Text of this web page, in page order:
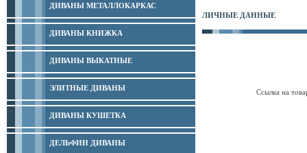
ДИВАНЫ МЕТАЛЛОКАРКАС
ДИВАНЫ КНИЖКА
ДИВАНЫ ВЫКАТНЫЕ
ЭЛИТНЫЕ ДИВАНЫ
ДИВАНЫ КУШЕТКА
ДЕЛЬФИН ДИВАНЫ
ЛИЧНЫЕ ДАННЫЕ
Ссылка на